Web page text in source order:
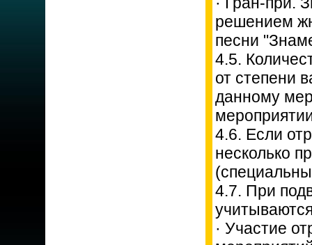
решением
песни
4.5.
от степени
данному
4.6. Если
несколько
4.7. При
· Участие